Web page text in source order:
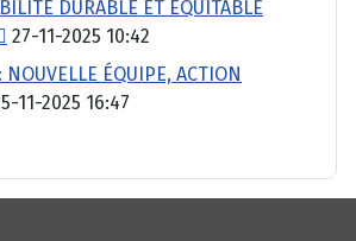
DURABLE ET ÉQUITABLE
27-11-2025 10:42
NOUVELLE ÉQUIPE, ACTION
11-2025 16:47